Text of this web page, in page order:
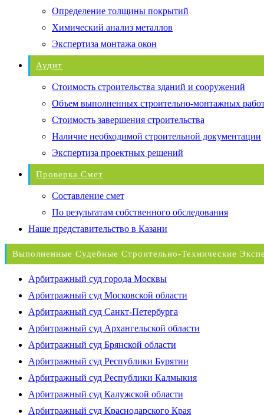
Определение толщины покрытий
Химический анализ металлов
Экспертиза монтажа окон
Аудит
Стоимость строительства зданий и сооружений
Объем выполненных строительно-монтажных
Стоимость завершения строительства
Наличие необходимой строительной документации
Экспертиза проектных решений
Проверка Смет
Составление смет
По результатам собственного обследования
Наше представительство в Казани
Выполненные Судебные Строительно-Технические
Арбитражный суд города Москвы
Арбитражный суд Московской области
Арбитражный суд Санкт-Петербурга
Арбитражный суд Архангельской области
Арбитражный суд Брянской области
Арбитражный суд Республики Бурятии
Арбитражный суд Республики Калмыкия
Арбитражный суд Калужской области
Арбитражный суд Краснодарского Края